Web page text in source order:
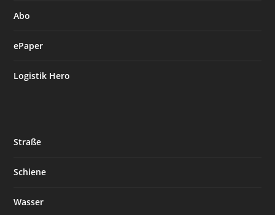
Abo
ePaper
Logistik Hero
Straße
Schiene
Wasser